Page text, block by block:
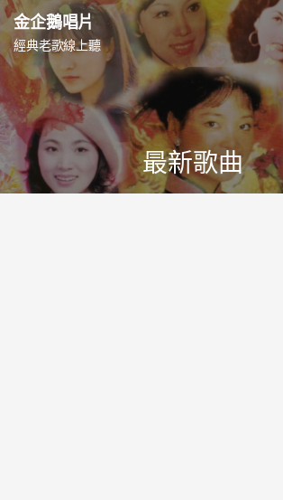
跳
至
主
內
容
金企鵝唱片
經典老歌線上聽
最新歌曲